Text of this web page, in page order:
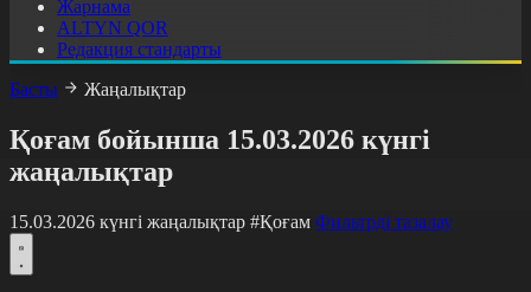
Жарнама
ALTYN QOR
Редакция стандарты
Басты
Жаңалықтар
Қоғам бойынша 15.03.2026 күнгі
жаңалықтар
15.03.2026 күнгі жаңалықтар #Қоғам Фильтрді тазалау